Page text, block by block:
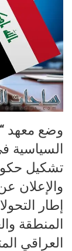
وضع معهد
السياسية
تشكيل
والإعلان
إطار
المنطقة
العراقي